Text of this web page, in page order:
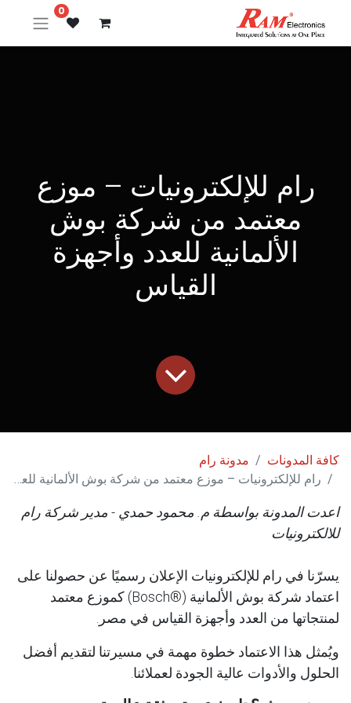
0
رام للإلكترونيات – موزع
معتمد من شركة بوش
الألمانية للعدد وأجهزة
القياس
كافة المدونات
مدونة رام
رام للإلكترونيات – موزع معتمد من شركة بوش الألمانية للعدد وأجهزة القياس
اعدت المدونة بواسطة م. محمود حمدي - مدير شركة رام
للالكترونيات
يسرّنا في رام للإلكترونيات الإعلان رسميًا عن حصولنا على
اعتماد شركة بوش الألمانية (®Bosch) كموزع معتمد
لمنتجاتها من العدد وأجهزة القياس في مصر.
ويُمثل هذا الاعتماد خطوة مهمة في مسيرتنا لتقديم أفضل
الحلول والأدوات عالية الجودة لعملائنا.